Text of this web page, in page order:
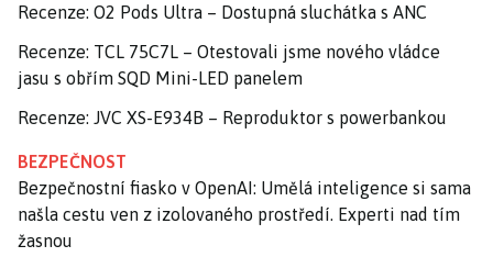
Recenze: O2 Pods Ultra – Dostupná sluchátka s ANC
Recenze: TCL 75C7L – Otestovali jsme nového vládce
jasu s obřím SQD Mini-LED panelem
Recenze: JVC XS-E934B – Reproduktor s powerbankou
BEZPEČNOST
Bezpečnostní fiasko v OpenAI: Umělá inteligence si sama
našla cestu ven z izolovaného prostředí. Experti nad tím
žasnou